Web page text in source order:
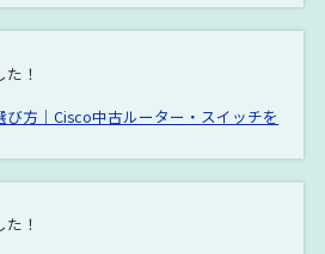
！
方｜Cisco中古ルーター・スイッチを
！